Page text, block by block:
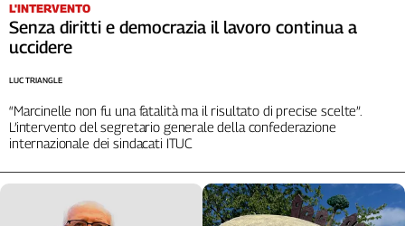
Cerca
La
redazione
Newsletter
L'INTERVENTO
Senza diritti e democrazia il lavoro continua a
uccidere
“Marcinelle non fu una fatalità ma il risultato di precise scelte”.
L’intervento del segretario generale della confederazione
internazionale dei sindacati ITUC
LUC TRIANGLE